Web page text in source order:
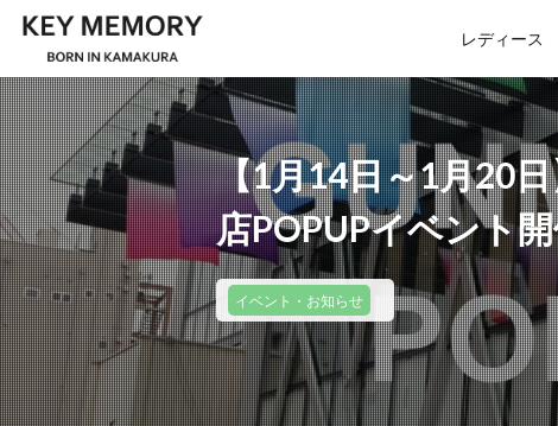
レディース
【1月14日～1月20
店POPUPイベント
イベント・お知らせ